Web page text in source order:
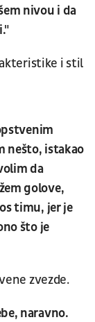
nivou i da
i stil
nešto, istakao
da
golove,
timu, jer je
što je
zvezde.
naravno.